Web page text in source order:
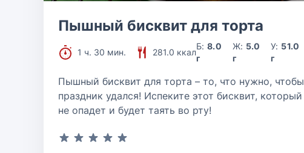
Пышный бисквит для торта
1 ч. 30 мин. 281.0 ккал
Б:8.0
г
Ж: 5.0
г
У: 51.0
г
Пышный бисквит для торта – то, что нужно, чтобы
праздник удался! Испеките этот бисквит, который
не опадет и будет таять во рту!